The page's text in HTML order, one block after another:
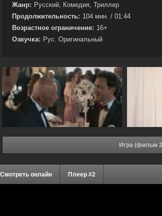
Жанр: Русский, Комедия, Триллер
Продолжительность: 104 мин. / 01:44
Возрастное ограничение: 16+
Озвучка: Рус. Оригинальный
Игра (фильм
Смотреть онлайн Плеер #2